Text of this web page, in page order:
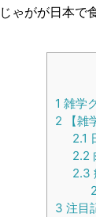
ゃがが日本で
1 雑学
2 【雑
2.1
2.2
2.3
3 注目